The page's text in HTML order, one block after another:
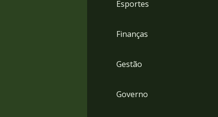
Esportes
Finanças
Gestão
Governo